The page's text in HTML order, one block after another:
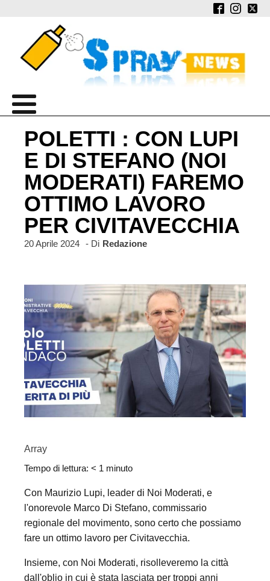
POLETTI : CON LUPI
E DI STEFANO (NOI
MODERATI) FAREMO
OTTIMO LAVORO
PER CIVITAVECCHIA
20 Aprile 2024 - Di Redazione
Array
Tempo di lettura: < 1 minuto
Con Maurizio Lupi, leader di Noi Moderati, e
l'onorevole Marco Di Stefano, commissario
regionale del movimento, sono certo che possiamo
fare un ottimo lavoro per Civitavecchia.
Insieme, con Noi Moderati, risolleveremo la città
dall'oblio in cui è stata lasciata per troppi anni